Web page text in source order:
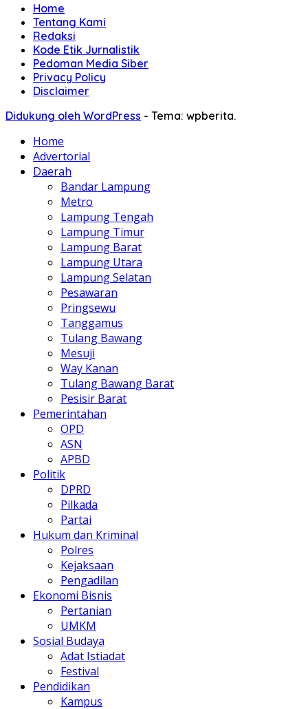
Home
Tentang Kami
Redaksi
Kode Etik Jurnalistik
Pedoman Media Siber
Privacy Policy
Disclaimer
Didukung oleh WordPress - Tema: wpberita.
Home
Advertorial
Daerah
Bandar Lampung
Metro
Lampung Tengah
Lampung Timur
Lampung Barat
Lampung Utara
Lampung Selatan
Pesawaran
Pringsewu
Tanggamus
Tulang Bawang
Mesuji
Way Kanan
Tulang Bawang Barat
Pesisir Barat
Pemerintahan
OPD
ASN
APBD
Politik
DPRD
Pilkada
Partai
Hukum dan Kriminal
Polres
Kejaksaan
Pengadilan
Ekonomi Bisnis
Pertanian
UMKM
Sosial Budaya
Adat Istiadat
Festival
Pendidikan
Kampus